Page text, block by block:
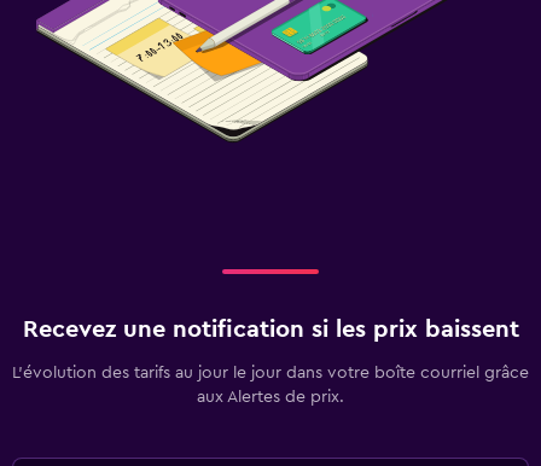
Recevez une notification si les prix baissent
L’évolution des tarifs au jour le jour dans votre boîte courriel grâce
aux Alertes de prix.